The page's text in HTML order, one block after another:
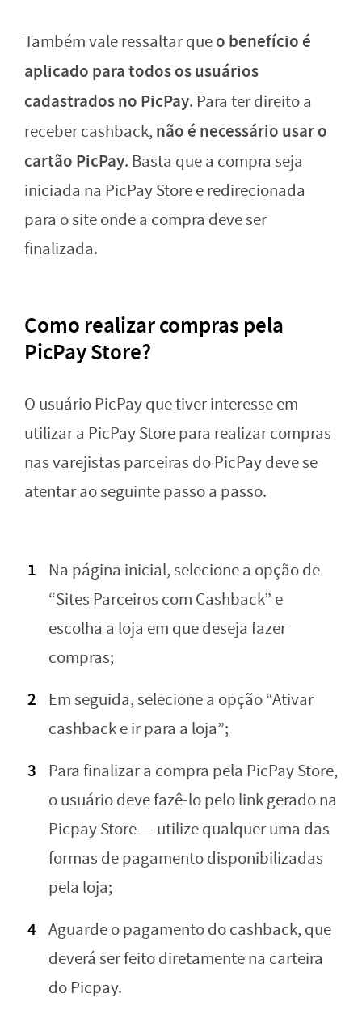
Também vale ressaltar queo benefício é
aplicado para todos os usuários
cadastrados no PicPay. Para ter direito a
receber cashback, não é necessário usar o
cartão PicPay. Basta que a compra seja
iniciada na PicPay Store e redirecionada
para o site onde a compra deve ser
finalizada.
Como realizar compras pela
PicPay Store?
O usuário PicPay que tiver interesse em
utilizar a PicPay Store para realizar compras
nas varejistas parceiras do PicPay deve se
atentar ao seguinte passo a passo.
Na página inicial, selecione a opção de
“Sites Parceiros com Cashback” e
escolha a loja em que deseja fazer
compras;
Em seguida, selecione a opção “Ativar
cashback e ir para a loja”;
Para finalizar a compra pela PicPay Store,
o usuário deve fazê-lo pelo link gerado na
Picpay Store — utilize qualquer uma das
formas de pagamento disponibilizadas
pela loja;
Aguarde o pagamento do cashback, que
deverá ser feito diretamente na carteira
do Picpay.